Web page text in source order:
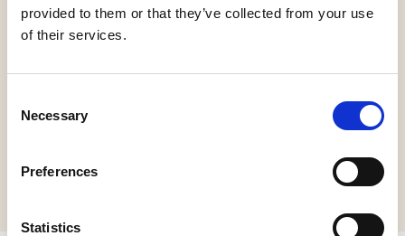
provided to them or that they’ve collected from your use
of their services.
Selection
Necessary
Preferences
Statistics
Breng een bezoek aan de Godshuizen, ook bekend als
speciaal voor deze gelegenheid geopend voor een
De Godshuizen is verder niet open voor bezoek op